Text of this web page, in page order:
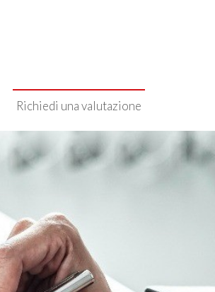
Richiedi una valutazione